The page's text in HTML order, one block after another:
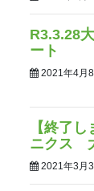
R3.3.28
ート
2021年4月8
【終了
ニクス
2021年3月3